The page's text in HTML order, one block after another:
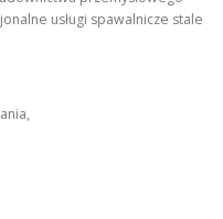
usługi spawalnicze stale